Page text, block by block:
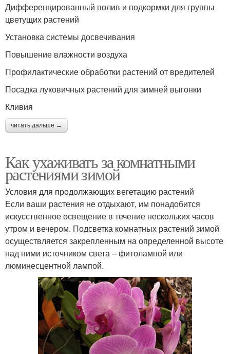
Дифференцированный полив и подкормки для группы
цветущих растений
Установка системы досвечивания
Повышение влажности воздуха
Профилактические обработки растений от вредителей
Посадка луковичных растений для зимней выгонки
Кливия
читать дальше →
Как ухаживать за комнатными
растениями зимой
Условия для продолжающих вегетацию растений
Если ваши растения не отдыхают, им понадобится
искусственное освещение в течение нескольких часов
утром и вечером. Подсветка комнатных растений зимой
осуществляется закрепленным на определенной высоте
над ними источником света – фитолампой или
люминесцентной лампой.